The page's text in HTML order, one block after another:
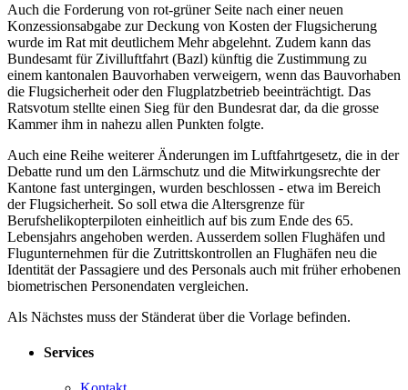
Auch die Forderung von rot-grüner Seite nach einer neuen
Konzessionsabgabe zur Deckung von Kosten der Flugsicherung
wurde im Rat mit deutlichem Mehr abgelehnt. Zudem kann das
Bundesamt für Zivilluftfahrt (Bazl) künftig die Zustimmung zu
einem kantonalen Bauvorhaben verweigern, wenn das Bauvorhaben
die Flugsicherheit oder den Flugplatzbetrieb beeinträchtigt. Das
Ratsvotum stellte einen Sieg für den Bundesrat dar, da die grosse
Kammer ihm in nahezu allen Punkten folgte.
Auch eine Reihe weiterer Änderungen im Luftfahrtgesetz, die in der
Debatte rund um den Lärmschutz und die Mitwirkungsrechte der
Kantone fast untergingen, wurden beschlossen - etwa im Bereich
der Flugsicherheit. So soll etwa die Altersgrenze für
Berufshelikopterpiloten einheitlich auf bis zum Ende des 65.
Lebensjahrs angehoben werden. Ausserdem sollen Flughäfen und
Flugunternehmen für die Zutrittskontrollen an Flughäfen neu die
Identität der Passagiere und des Personals auch mit früher erhobenen
biometrischen Personendaten vergleichen.
Als Nächstes muss der Ständerat über die Vorlage befinden.
Services